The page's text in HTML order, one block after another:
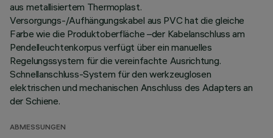
aus metallisiertem Thermoplast.
Versorgungs-/Aufhängungskabel aus PVC hat die gleiche
Farbe wie die Produktoberfläche –der Kabelanschluss am
Pendelleuchtenkorpus verfügt über ein manuelles
Regelungssystem für die vereinfachte Ausrichtung.
Schnellanschluss-System für den werkzeuglosen
elektrischen und mechanischen Anschluss des Adapters an
der Schiene.
ABMESSUNGEN